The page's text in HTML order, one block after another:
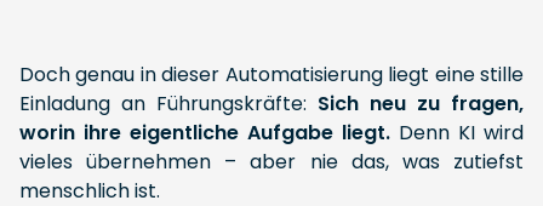
Doch genau in dieser Automatisierung liegt eine stille
Einladung an Führungskräfte: Sich neu zu fragen,
worin ihre eigentliche Aufgabe liegt. Denn KI wird
vieles übernehmen – aber nie das, was zutiefst
menschlich ist.